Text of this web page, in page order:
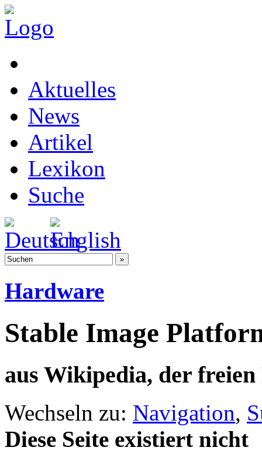
Aktuelles
News
Artikel
Lexikon
Suche
Hardware
Stable Image
aus Wikipedia, der
Wechseln zu: Navigation,
Diese Seite existiert nicht